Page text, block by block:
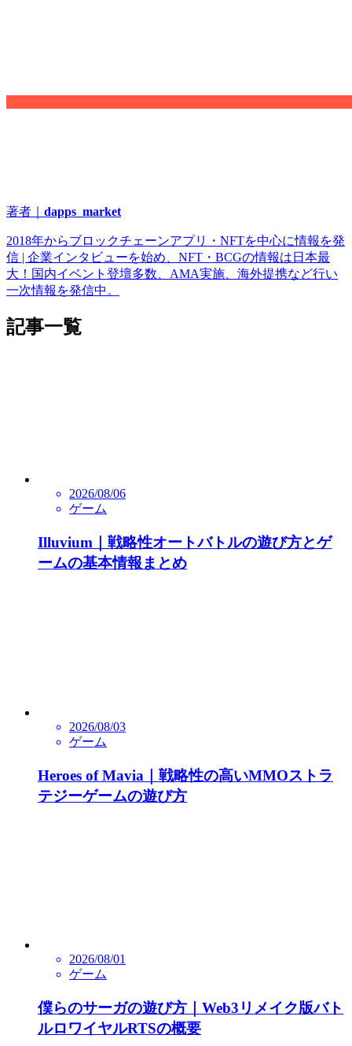
著者｜ dapps_market
2018年からブロックチェーンアプリ・NFTを中心に情報を発
信 | 企業インタビューを始め、NFT・BCGの情報は日本最
大！国内イベント登壇多数、AMA実施、海外提携など行い
一次情報を発信中。
記事一覧
2026/08/06
ゲーム
Illuvium｜戦略性オートバトルの遊び方とゲ
ームの基本情報まとめ
2026/08/03
ゲーム
Heroes of Mavia｜戦略性の高いMMOストラ
テジーゲームの遊び方
2026/08/01
ゲーム
僕らのサーガの遊び方｜Web3リメイク版バト
ルロワイヤルRTSの概要